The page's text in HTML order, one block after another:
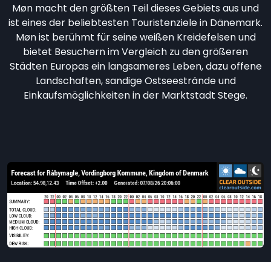
Møn macht den größten Teil dieses Gebiets aus und
ist eines der beliebtesten Touristenziele in Dänemark.
Møn ist berühmt für seine weißen Kreidefelsen und
bietet Besuchern im Vergleich zu den größeren
Städten Europas ein langsameres Leben, dazu offene
Landschaften, sandige Ostseestrände und
Einkaufsmöglichkeiten in der Marktstadt Stege.